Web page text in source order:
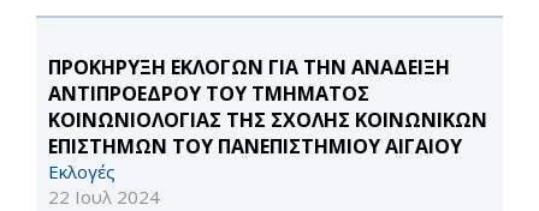
ΠΡΟΚΗΡΥΞΗ ΕΚΛΟΓΩΝ ΓΙΑ ΤΗΝ ΑΝΑΔΕΙΞΗ
ΑΝΤΙΠΡΟΕΔΡΟΥ ΤΟΥ ΤΜΗΜΑΤΟΣ
ΚΟΙΝΩΝΙΟΛΟΓΙΑΣ ΤΗΣ ΣΧΟΛΗΣ ΚΟΙΝΩΝΙΚΩΝ
ΕΠΙΣΤΗΜΩΝ ΤΟΥ ΠΑΝΕΠΙΣΤΗΜΙΟΥ ΑΙΓΑΙΟΥ
Εκλογές
22 Ιουλ 2024